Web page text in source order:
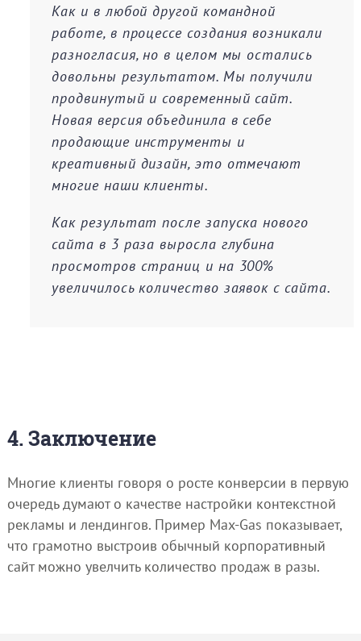
Как и в любой другой командной
работе, в процессе создания возникали
разногласия, но в целом мы остались
довольны результатом. Мы получили
продвинутый и современный сайт.
Новая версия объединила в себе
продающие инструменты и
креативный дизайн, это отмечают
многие наши клиенты.
Как результат после запуска нового
сайта в 3 раза выросла глубина
просмотров страниц и на 300%
увеличилось количество заявок с сайта.
4. Заключение
Многие клиенты говоря о росте конверсии в первую
очередь думают о качестве настройки контекстной
рекламы и лендингов. Пример Max-Gas показывает,
что грамотно выстроив обычный корпоративный
сайт можно увелчить количество продаж в разы.